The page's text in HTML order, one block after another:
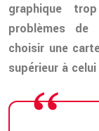
graphique
problèmes de
choisir une
supérieur à